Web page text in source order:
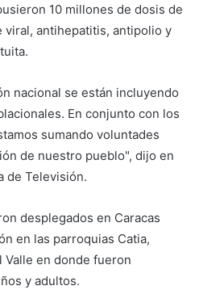
10 millones de dosis de
antihepatitis, antipolio y
nacional se están incluyendo
En conjunto con los
sumando voluntades
de nuestro pueblo", dijo en
de Televisión.
desplegados en Caracas
en las parroquias Catia,
Valle en donde fueron
y adultos.